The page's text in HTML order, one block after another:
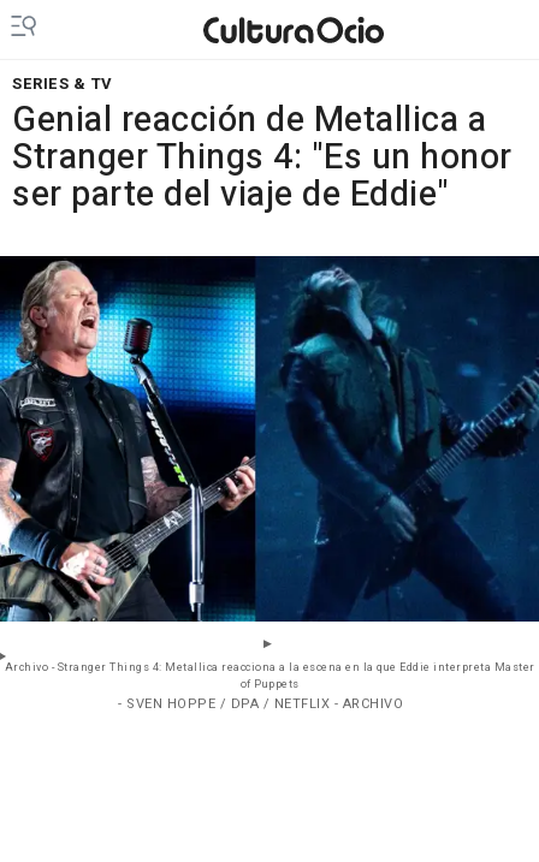
SERIES & TV
Genial reacción de Metallica a
Stranger Things 4: "Es un honor
ser parte del viaje de Eddie"
Archivo - Stranger Things 4: Metallica reacciona a la escena en la que Eddie interpreta Master
of Puppets
- SVEN HOPPE / DPA / NETFLIX - ARCHIVO